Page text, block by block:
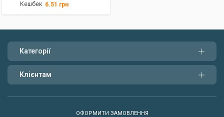
Кешбек 6.51 грн
Категорії
Клієнтам
ОФОРМИТИ ЗАМОВЛЕННЯ